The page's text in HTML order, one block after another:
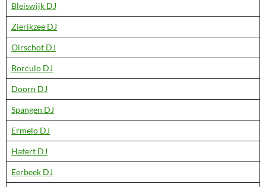
Bleiswijk DJ
Zierikzee DJ
Oirschot DJ
Borculo DJ
Doorn DJ
Spangen DJ
Ermelo DJ
Hatert DJ
Eerbeek DJ